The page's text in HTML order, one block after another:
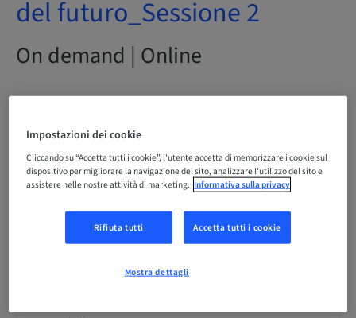
del futuro_Sessione 2
On demand | Online
prenotabile
15. mag 2044 (UTC+1)
Impostazioni dei cookie
Cliccando su “Accetta tutti i cookie”, l'utente accetta di memorizzare i cookie sul
dispositivo per migliorare la navigazione del sito, analizzare l'utilizzo del sito e
assistere nelle nostre attività di marketing. Informativa sulla privacy
Rifiuta tutti Accetta tutti i cookie
Mostra dettagli